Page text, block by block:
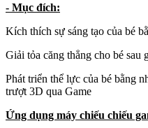
- Mục đích:
Kích thích sự sáng tạo của bé
Giải tỏa căng thẳng cho bé sau
Phát triển thể lực của bé bằng
trượt 3D qua Game
Ứng dụng máy chiếu chiếu